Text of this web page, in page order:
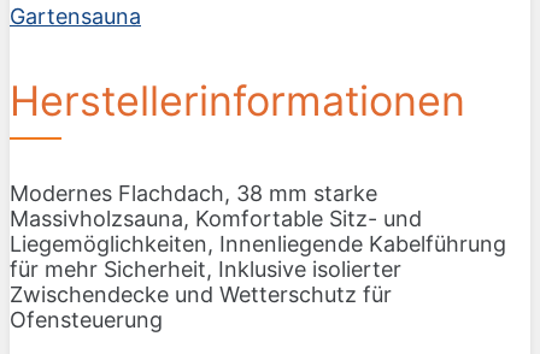
Gartensauna
Herstellerinformationen
Modernes Flachdach, 38 mm starke
Massivholzsauna, Komfortable Sitz- und
Liegemöglichkeiten, Innenliegende Kabelführung
für mehr Sicherheit, Inklusive isolierter
Zwischendecke und Wetterschutz für
Ofensteuerung